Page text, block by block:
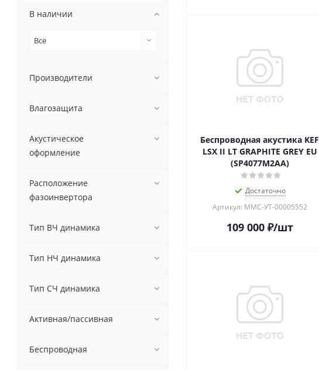
Беспроводная акустика KEF
LSX II LT GRAPHITE GREY EU
(SP4077M2AA)
Достаточно
Артикул: MMC-УТ-00005552
109 000₽/шт
В наличии
Все
Производители
Влагозащита
Акустическое
оформление
Расположение
фазоинвертора
Тип ВЧ динамика
Тип НЧ динамика
Тип CЧ динамика
Активная/пассивная
Беспроводная